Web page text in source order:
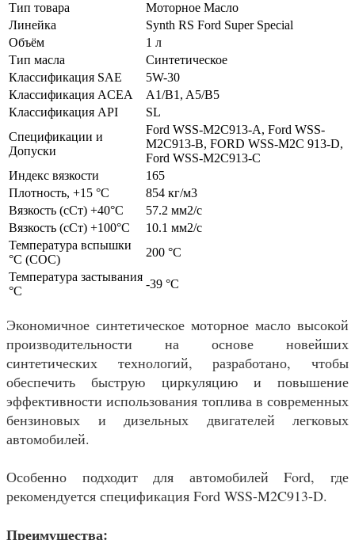
Тип товара
Моторное Масло
Линейка
Synth RS Ford Super Special
Объём
1 л
Тип масла
Синтетическое
Классификация SAE
5W-30
Классификация ACEA
A1/B1, A5/B5
Классификация API
SL
Спецификации и
Допуски
Ford WSS-M2C913-A, Ford WSS-
M2C913-B, FORD WSS-M2C 913-D,
Ford WSS-M2C913-C
Индекс вязкости
165
Плотность, +15 °С
854 кг/м3
Вязкость (сСт) +40°С
57.2 мм2/с
Вязкость (сСт) +100°С
10.1 мм2/с
Температура вспышки
°С (СОС)
200 °C
Температура застывания
°С
-39 °С
Экономичное синтетическое моторное масло высокой
производительности на основе новейших
синтетических технологий, разработано, чтобы
обеспечить быструю циркуляцию и повышение
эффективности использования топлива в современных
бензиновых и дизельных двигателей легковых
автомобилей.
Особенно подходит для автомобилей Ford, где
рекомендуется спецификация Ford WSS-M2C913-D.
Преимущества: